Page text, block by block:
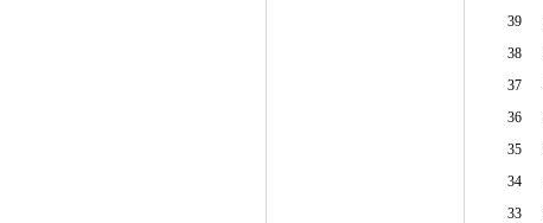
39
38
37
36
35
34
33